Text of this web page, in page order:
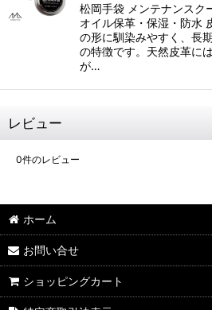
松岡手袋 メンテナンスク
オイル保革・保湿・防水
の形に馴染みやすく、長
の特徴です。天然皮革に
が…
レビュー
0件のレビュー
ホーム
お問い合せ
ショッピングカート